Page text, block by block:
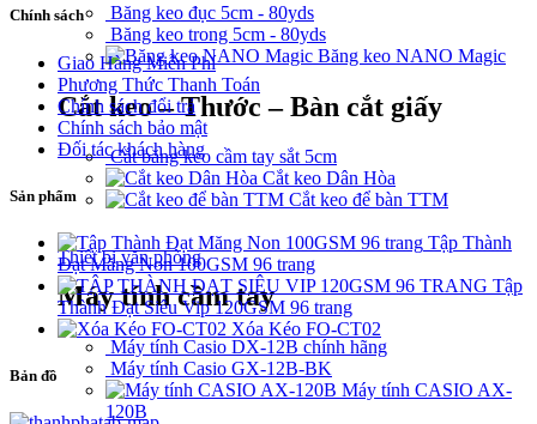
Băng keo đục 5cm - 80yds
Băng keo trong 5cm - 80yds
Băng keo NANO Magic
Cắt keo – Thước – Bàn cắt giấy
Cắt băng keo cầm tay sắt 5cm
Cắt keo Dân Hòa
Cắt keo để bàn TTM
Thiết bị văn phòng
Máy tính cầm tay
Máy tính Casio DX-12B chính hãng
Máy tính Casio GX-12B-BK
Máy tính CASIO AX-
120B
Chính sách
Giao Hàng Miễn Phí
Phương Thức Thanh Toán
Chính sách đổi trả
Chính sách bảo mật
Đối tác khách hàng
Sản phẩm
Tập Thành
Đạt Măng Non 100GSM 96 trang
Tập
Thành Đạt Siêu Vip 120GSM 96 trang
Xóa Kéo FO-CT02
Bản đồ